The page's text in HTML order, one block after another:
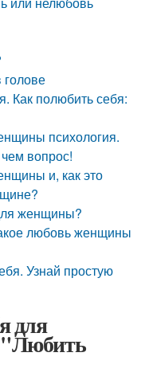
Как полюбить себя:
психология.
вопрос!
и, как это
женщины?
любовь женщины
Узнай простую
для